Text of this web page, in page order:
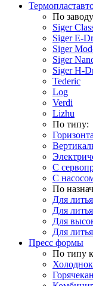
По
Siger
Siger E-
Siger
Siger
Siger H-
Tederic
Log
Verdi
Lizhu
По типу:
С
С
По
Для
Для
Для
Для
Пресс формы
По типу